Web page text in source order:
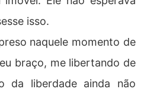
isso.
naquele momento de
braço, me libertando de
da liberdade ainda não